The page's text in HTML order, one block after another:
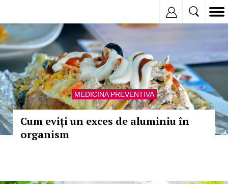
MEDICINA PREVENTIVA
Cum eviți un exces de aluminiu în
organism